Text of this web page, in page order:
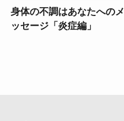
身体の不調はあなたへのメ
ッセージ「炎症編」